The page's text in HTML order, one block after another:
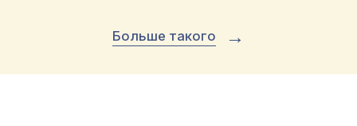
Больше такого →